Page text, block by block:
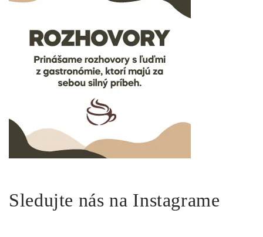
Sledujte nás na Instagrame